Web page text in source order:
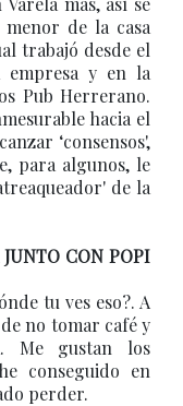
de la casa
trabajó desde el
y en la
Pub Herrerano.
hacia el
‘consensos',
para algunos, le
de la
CON POPI
tu ves eso?. A
no tomar café y
Me gustan los
conseguido en
perder.